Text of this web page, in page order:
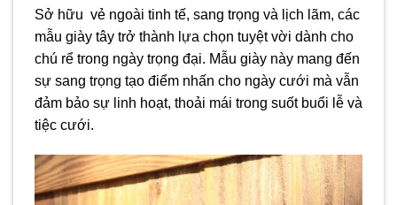
Sở hữu vẻ ngoài tinh tế, sang trọng và lịch lãm, các
mẫu giày tây trở thành lựa chọn tuyệt vời dành cho
chú rể trong ngày trọng đại. Mẫu giày này mang đến
sự sang trọng tạo điểm nhấn cho ngày cưới mà vẫn
đảm bảo sự linh hoạt, thoải mái trong suốt buổi lễ và
tiệc cưới.